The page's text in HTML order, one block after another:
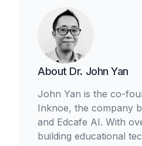
About Dr. John Yan
John Yan is the co-
Inknoe, the company
and Edcafe AI. With
building educational